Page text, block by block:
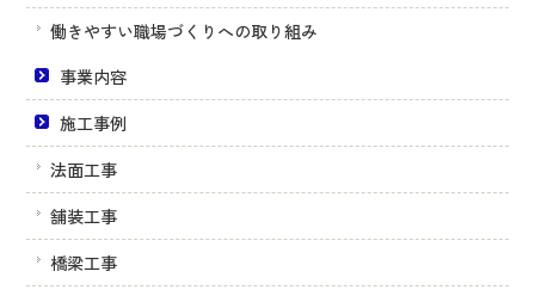
働きやすい職場づくりへの取り組み
事業内容
施工事例
法面工事
舗装工事
橋梁工事